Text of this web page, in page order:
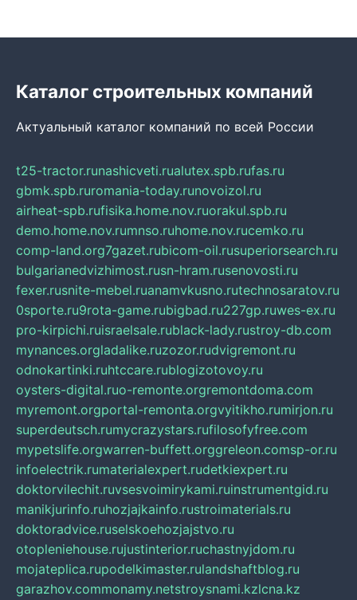
Каталог строительных компаний
Актуальный каталог компаний по всей России
t25-tractor.runashicveti.rualutex.spb.rufas.ru
gbmk.spb.ruromania-today.runovoizol.ru
airheat-spb.rufisika.home.nov.ruorakul.spb.ru
demo.home.nov.rumnso.ruhome.nov.rucemko.ru
comp-land.org7gazet.rubicom-oil.rusuperiorsearch.ru
bulgarianedvizhimost.rusn-hram.rusenovosti.ru
fexer.rusnite-mebel.ruanamvkusno.rutechnosaratov.ru
0sporte.ru9rota-game.rubigbad.ru227gp.ruwes-ex.ru
pro-kirpichi.ruisraelsale.rublack-lady.rustroy-db.com
mynances.orgladalike.ruzozor.rudvigremont.ru
odnokartinki.ruhtccare.rublogizotovoy.ru
oysters-digital.ruo-remonte.orgremontdoma.com
myremont.orgportal-remonta.orgvyitikho.rumirjon.ru
superdeutsch.rumycrazystars.rufilosofyfree.com
mypetslife.orgwarren-buffett.orggreleon.comsp-or.ru
infoelectrik.rumaterialexpert.rudetkiexpert.ru
doktorvilechit.ruvsesvoimirykami.ruinstrumentgid.ru
manikjurinfo.ruhozjajkainfo.rustroimaterials.ru
doktoradvice.ruselskoehozjajstvo.ru
otopleniehouse.rujustinterior.ruchastnyjdom.ru
mojateplica.rupodelkimaster.rulandshaftblog.ru
garazhov.commonamy.netstroysnami.kzlcna.kz